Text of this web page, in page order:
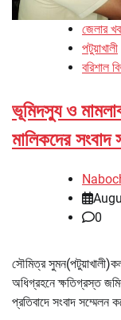
জেলার
পটুয়াখালী
বরিশাল
ভূমিদস্যু ও
মালিকদের সংবাদ
0
সৌমিত্র
অধিগ্রহনে ক্ষতিগ্রস্ত
প্রতিবাদে সংবাদ সম্মেলন